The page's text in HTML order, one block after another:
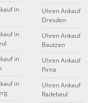
in
in
in
in
Uhren Ankauf
Dresden
Uhren Ankauf
Bautzen
Uhren Ankauf
Pirna
Uhren Ankauf
Radebeul